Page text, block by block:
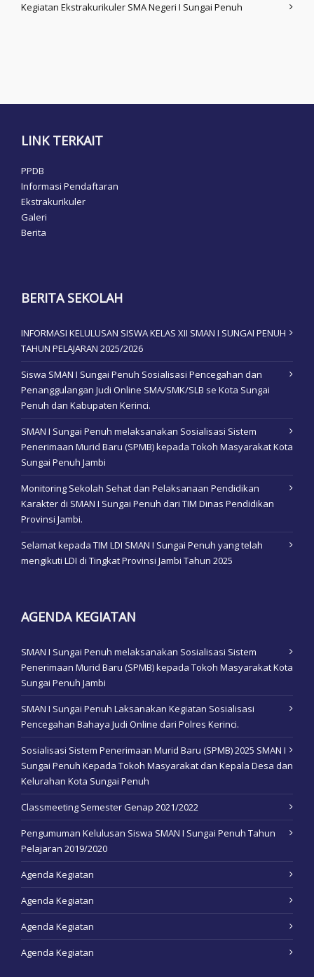
Kegiatan Ekstrakurikuler SMA Negeri I Sungai Penuh
LINK TERKAIT
PPDB
Informasi Pendaftaran
Ekstrakurikuler
Galeri
Berita
BERITA SEKOLAH
INFORMASI KELULUSAN SISWA KELAS XII SMAN I SUNGAI PENUH
TAHUN PELAJARAN 2025/2026
Siswa SMAN I Sungai Penuh Sosialisasi Pencegahan dan
Penanggulangan Judi Online SMA/SMK/SLB se Kota Sungai
Penuh dan Kabupaten Kerinci.
SMAN I Sungai Penuh melaksanakan Sosialisasi Sistem
Penerimaan Murid Baru (SPMB) kepada Tokoh Masyarakat Kota
Sungai Penuh Jambi
Monitoring Sekolah Sehat dan Pelaksanaan Pendidikan
Karakter di SMAN I Sungai Penuh dari TIM Dinas Pendidikan
Provinsi Jambi.
Selamat kepada TIM LDI SMAN I Sungai Penuh yang telah
mengikuti LDI di Tingkat Provinsi Jambi Tahun 2025
AGENDA KEGIATAN
SMAN I Sungai Penuh melaksanakan Sosialisasi Sistem
Penerimaan Murid Baru (SPMB) kepada Tokoh Masyarakat Kota
Sungai Penuh Jambi
SMAN I Sungai Penuh Laksanakan Kegiatan Sosialisasi
Pencegahan Bahaya Judi Online dari Polres Kerinci.
Sosialisasi Sistem Penerimaan Murid Baru (SPMB) 2025 SMAN I
Sungai Penuh Kepada Tokoh Masyarakat dan Kepala Desa dan
Kelurahan Kota Sungai Penuh
Classmeeting Semester Genap 2021/2022
Pengumuman Kelulusan Siswa SMAN I Sungai Penuh Tahun
Pelajaran 2019/2020
Agenda Kegiatan
Agenda Kegiatan
Agenda Kegiatan
Agenda Kegiatan